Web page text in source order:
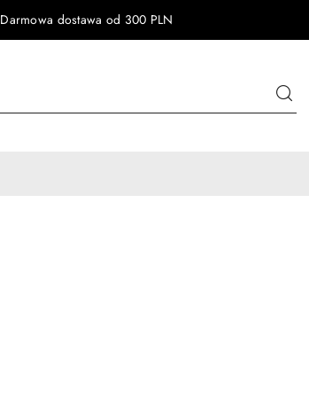
Darmowa dostawa od 300 PLN